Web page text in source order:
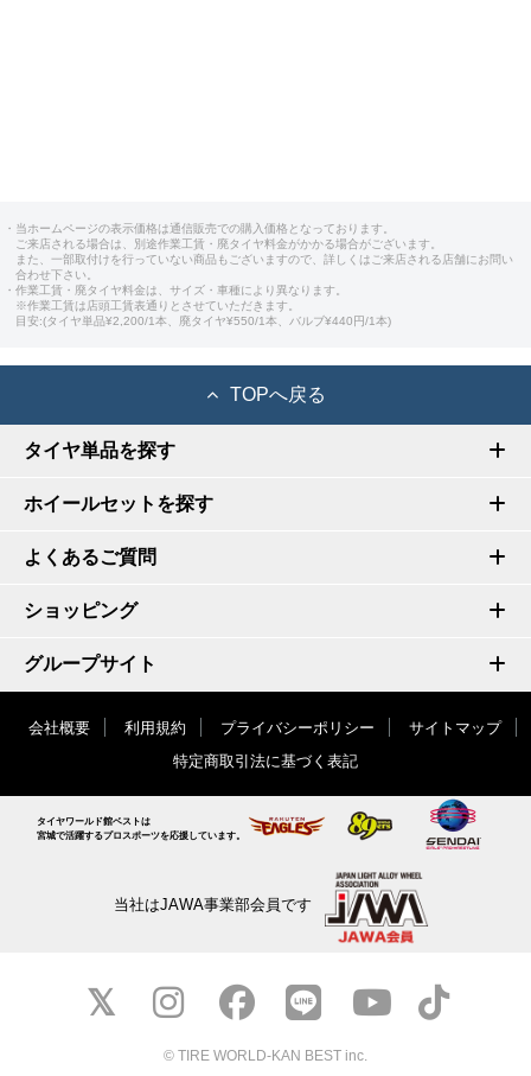
・当ホームページの表示価格は通信販売での購入価格となっております。
ご来店される場合は、別途作業工賃・廃タイヤ料金がかかる場合がございます。
また、一部取付けを行っていない商品もございますので、詳しくはご来店される店舗にお問い
合わせ下さい。
・作業工賃・廃タイヤ料金は、サイズ・車種により異なります。
※作業工賃は店頭工賃表通りとさせていただきます。
目安:(タイヤ単品¥2,200/1本、廃タイヤ¥550/1本、バルブ¥440円/1本)
TOPへ戻る
タイヤ単品を探す
ホイールセットを探す
よくあるご質問
ショッピング
グループサイト
会社概要 利用規約 プライバシーポリシー
サイトマップ
特定商取引法に基づく表記
タイヤワールド館ベストは
宮城で活躍するプロスポーツを応援しています。
当社はJAWA事業部会員です
© TIRE WORLD-KAN BEST inc.